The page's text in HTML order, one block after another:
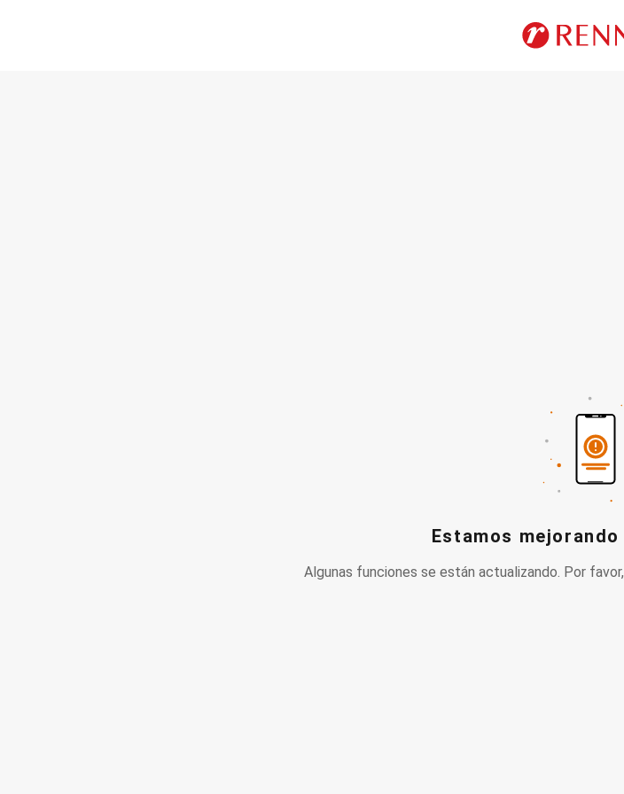
Estamos
Algunas funciones se están actualizando. Por